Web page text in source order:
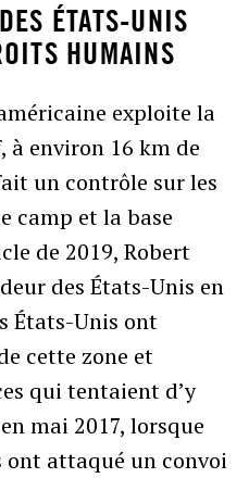
ÉTATS-UNIS
HUMAINS
exploite la
environ 16 km de
un contrôle sur les
camp et la base
de 2019, Robert
des États-Unis en
États-Unis ont
cette zone et
qui tentaient d’y
mai 2017, lorsque
ont attaqué un convoi